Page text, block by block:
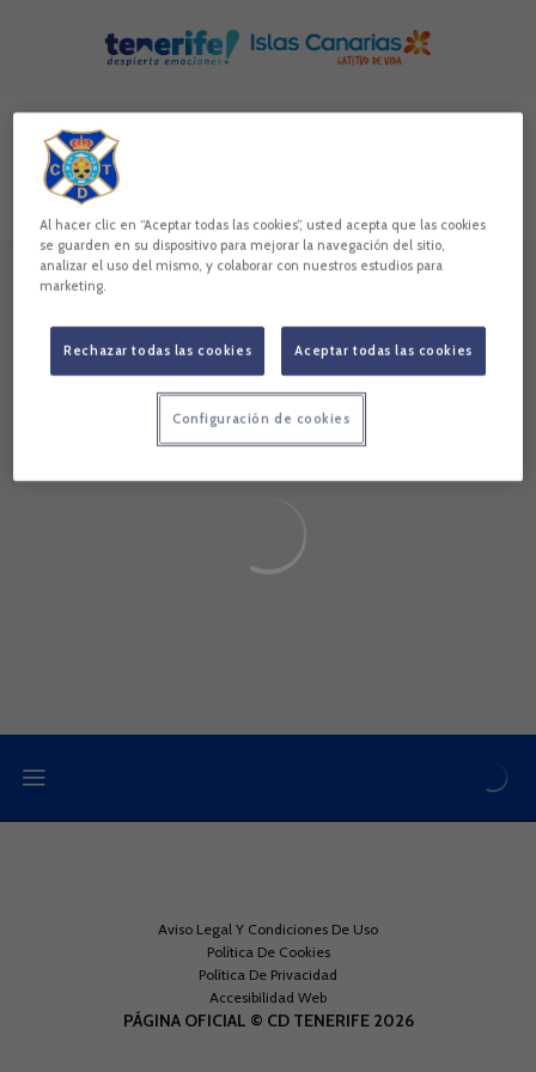
Introduce tu búsqueda, espera unos instantes y te
Todos Noticias Vídeos Galerías Jugadores
Sin resultados
Sin resultados
Aviso Legal Y Condiciones De Uso
Política De Cookies
Política De Privacidad
Accesibilidad Web
PÁGINA OFICIAL © CD TENERIFE 2026
Al hacer clic en “Aceptar todas las cookies”, usted acepta que las cookies
se guarden en su dispositivo para mejorar la navegación del sitio,
analizar el uso del mismo, y colaborar con nuestros estudios para
marketing.
Rechazar todas las cookies Aceptar todas las cookies
Configuración de cookies